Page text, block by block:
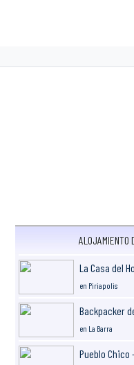
ALOJAMIENTO
La Casa del
en Piriapolis
Backpacker
en La Barra
Pueblo Chico